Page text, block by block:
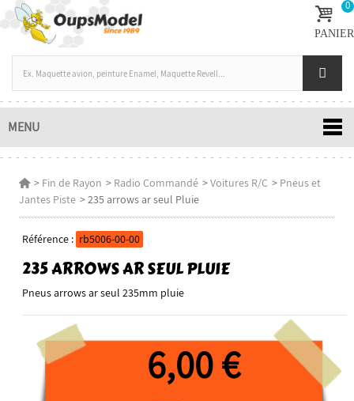
0
PANIER
MENU
> Fin de Rayon > Radio Commandé >Voitures R/C > Pneus et
Jantes Piste >235 arrows ar seul Pluie
Référence : rb5006-00-00
235 ARROWS AR SEUL PLUIE
Pneus arrows ar seul 235mm pluie
6,00 €